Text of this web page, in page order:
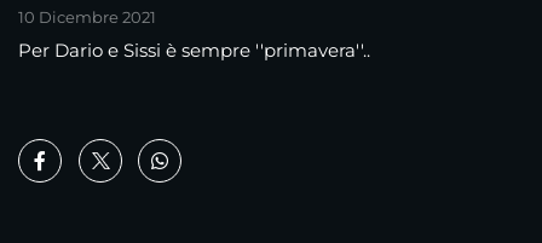
10 Dicembre 2021
Per Dario e Sissi è sempre ''primavera''..